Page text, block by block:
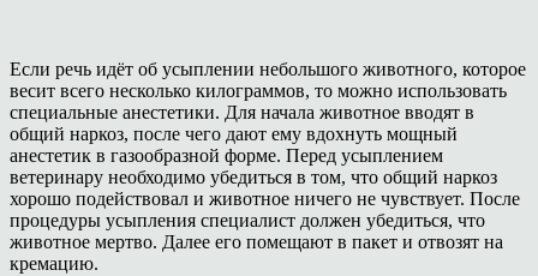
Если речь идёт об усыплении небольшого животного, которое
весит всего несколько килограммов, то можно использовать
специальные анестетики. Для начала животное вводят в
общий наркоз, после чего дают ему вдохнуть мощный
анестетик в газообразной форме. Перед усыплением
ветеринару необходимо убедиться в том, что общий наркоз
хорошо подействовал и животное ничего не чувствует. После
процедуры усыпления специалист должен убедиться, что
животное мертво. Далее его помещают в пакет и отвозят на
кремацию.